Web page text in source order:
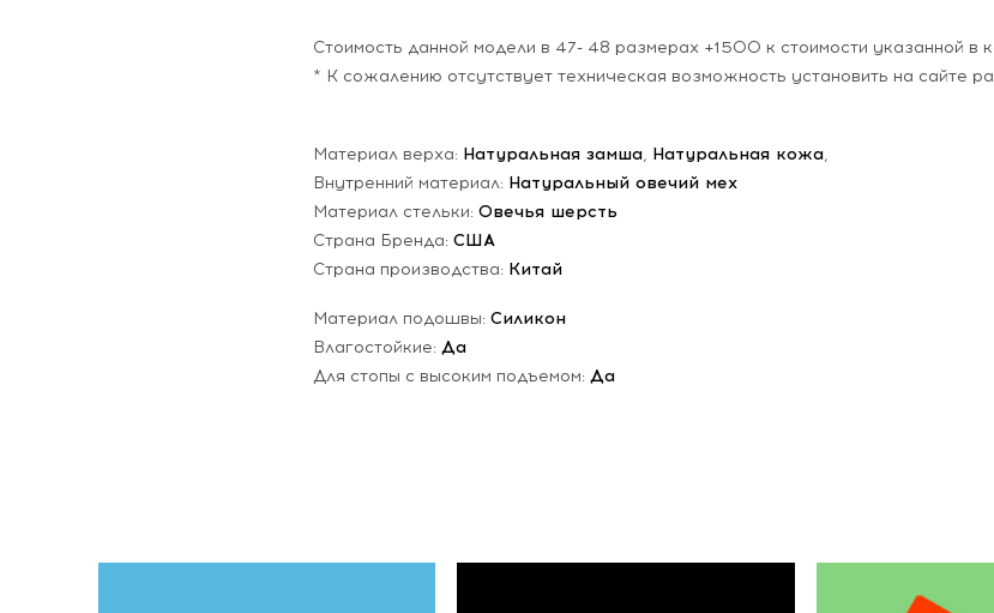
Стоимость данной модели в 47- 48 размерах +1500 к стоимости указанной в
* К сожалению отсутствует техническая возможность установить на сайте
Материал верха: Натуральная замша, Натуральная кожа,
Внутренний материал: Натуральный овечий мех
Материал стельки: Овечья шерсть
Страна Бренда: США
Страна производства: Китай
Материал подошвы: Силикон
Влагостойкие: Да
Для стопы с высоким подъемом: Да